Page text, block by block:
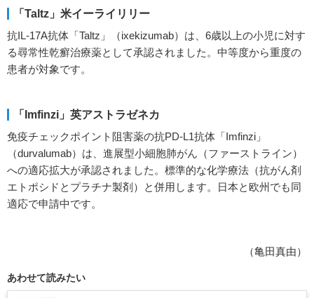
「Taltz」米イーライリリー
抗IL-17A抗体「Taltz」（ixekizumab）は、6歳以上の小児に対す
る尋常性乾癬治療薬として承認されました。中等度から重度の
患者が対象です。
「Imfinzi」英アストラゼネカ
免疫チェックポイント阻害薬の抗PD-L1抗体「Imfinzi」
（durvalumab）は、進展型小細胞肺がん（ファーストライン）
への適応拡大が承認されました。標準的な化学療法（抗がん剤
エトポシドとプラチナ製剤）と併用します。日本と欧州でも同
適応で申請中です。
（亀田真由）
あわせて読みたい